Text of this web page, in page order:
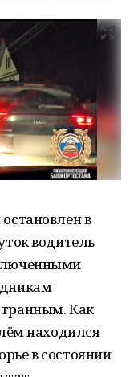
в
водитель
Как
находился
в состоянии